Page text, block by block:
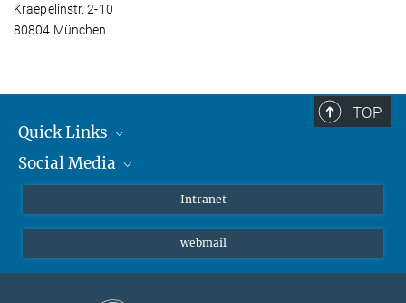
Kraepelinstr. 2-10
80804 München
TOP
Quick Links
Student*innen/Wissenschaftler*innen
Social Media
Bluesky
Intranet
webmail